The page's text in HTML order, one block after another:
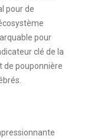
pour de
pour
clé de la
de pouponnière